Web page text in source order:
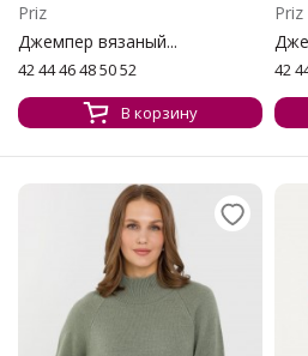
Priz
Джемпер вязаный...
42 44 46 48 50 52
В корзину
Priz
42